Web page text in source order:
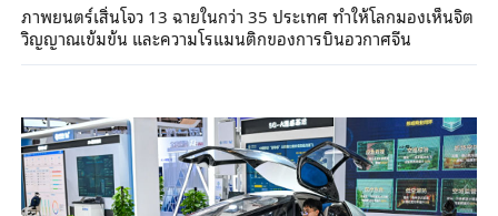
ภาพยนตร์เสิ่นโจว 13 ฉายในกว่า 35 ประเทศ ทำให้โลกมองเห็นจิต
วิญญาณเข้มข้น และความโรแมนติกของการบินอวกาศจีน